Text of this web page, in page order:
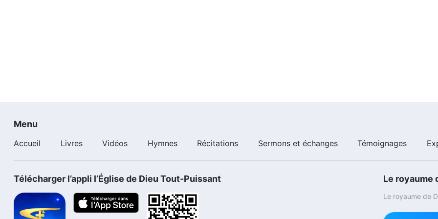
Menu
Accueil Livres Vidéos Hymnes Récitations Sermons et échanges Témoignages
Télécharger l’appli l’Église de Dieu Tout-Puissant Le royaume
Le royaume de